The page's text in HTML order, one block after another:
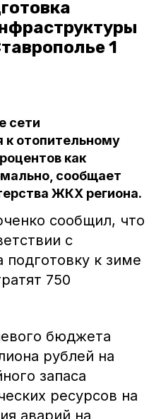
1
сети
к отопительному
как
сообщает
ЖКХ региона.
сообщил, что
с
подготовку к зиме
750
бюджета
рублей на
запаса
ресурсов на
аварий на